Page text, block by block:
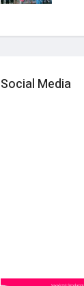
Social Media